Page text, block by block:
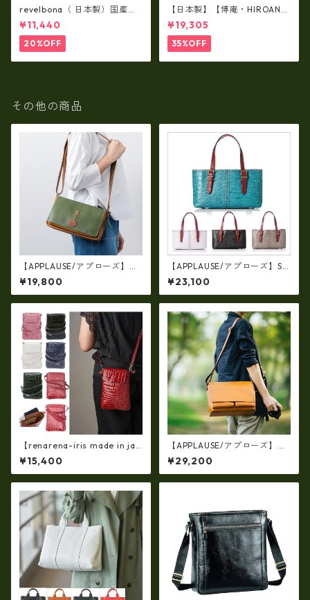
revelbona（ 日本製）国産牛
革製・お札入れ ロングウォ
レット rl-001
¥11,440
20%OFF
【日本製】【博庵・HIROAN】
最高級牛革（ボーテッド）札
入れ・長財布 ha-21535
¥19,305
35%OFF
その他の商品
【APPLAUSE/アプローズ】レ
ザー コンビ リーフショルダ
ー（日本製）ap-5010
¥19,800
【APPLAUSE/アプローズ】SA
FARI series 型押し クロコ レ
ザー ワイド トート
¥23,100
【renarena-iris made in jap
an】【日本製】(総革・バージ
ョン）牛革エナメルクロコ・
縦型お財布スマホ 2ＷＡＹポ
¥15,400
【APPLAUSE/アプローズ】OT
ONANO series レザー フラッ
プ ショルダーバッグ Lサイズ
¥29,200